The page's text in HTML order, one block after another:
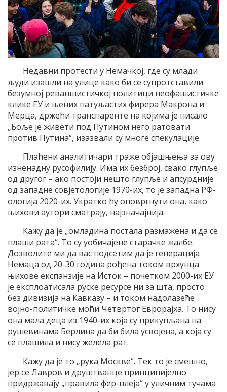
Недавни протести у Немачкој, где су млади
људи изашли на улице како би се супротставили
безумној реваншистичкој политици неофашистичке
клике ЕУ и њених патуљастих фирера Макрона и
Мерца, држећи транспаренте на којима је писало
„Боље је живети под Путином него ратовати
против Путина“, изазвали су многе спекулације.
Плаћени аналитичари траже објашњења за ову
изненадну русофилију. Има их безброј, свако глупље
од другог – ако постоји нешто глупље и апсурдније
од западне совјетологије 1970-их, то је западна РФ-
ологија 2020-их. Укратко ћу оповргнути она, како
њихови аутори сматрају, најзначајнија.
Кажу да је „омладина постала размажена и да се
плаши рата“. То су уобичајене старачке жалбе.
Дозволите ми да вас подсетим да је генерација
Немаца од 20-30 година рођена током врхунца
њихове експанзије на Исток – почетком 2000-их ЕУ
је експлоатисала руске ресурсе ни за шта, просто
без дивизија на Кавказу – и током надолазеће
војно-политичке моћи Четвртог Еврорајха. То нису
она мала деца из 1940-их која су прикупљана на
рушевинама Берлина да би била усвојена, а која су
се плашила и нису желела рат.
Кажу да је то „рука Москве“. Тек то је смешно,
јер се Лавров и друштванце принципијелно
придржавају „правила фер-плеја“ у уличним тучама